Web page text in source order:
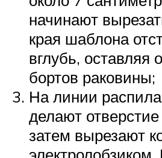
начинают
края шаблона
вглубь, оставляя
бортов раковины;
На линии
делают
затем вырезают